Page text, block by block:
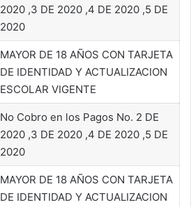
2020 ,3 DE 2020 ,4 DE 2020 ,5 DE
2020
MAYOR DE 18 AÑOS CON TARJETA
DE IDENTIDAD Y ACTUALIZACION
ESCOLAR VIGENTE
No Cobro en los Pagos No. 2 DE
2020 ,3 DE 2020 ,4 DE 2020 ,5 DE
2020
MAYOR DE 18 AÑOS CON TARJETA
DE IDENTIDAD Y ACTUALIZACION